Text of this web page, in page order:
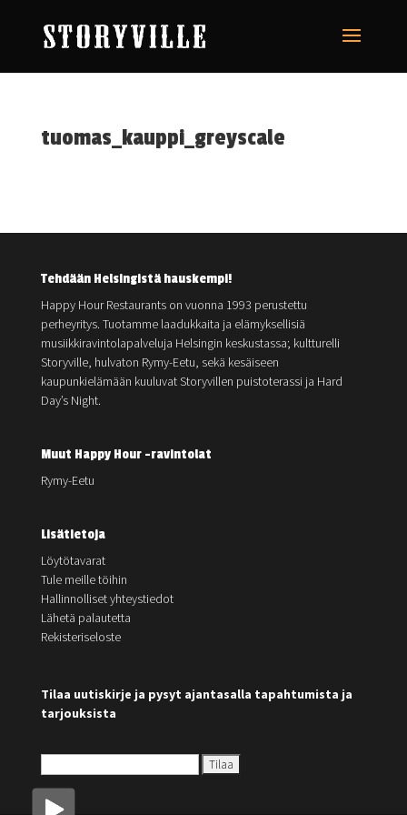
tuomas_kauppi_greyscale
Tehdään Helsingistä hauskempi!
Happy Hour Restaurants on vuonna 1993 perustettu
perheyritys. Tuotamme laadukkaita ja elämyksellisiä
musiikkiravintolapalveluja Helsingin keskustassa; kultturelli
Storyville, hulvaton Rymy-Eetu, sekä kesäiseen
kaupunkielämään kuuluvat Storyvillen puistoterassi ja Hard
Day’s Night.
Muut Happy Hour -ravintolat
Rymy-Eetu
Lisätietoja
Löytötavarat
Tule meille töihin
Hallinnolliset yhteystiedot
Lähetä palautetta
Rekisteriseloste
Tilaa uutiskirje ja pysyt ajantasalla tapahtumista ja
tarjouksista